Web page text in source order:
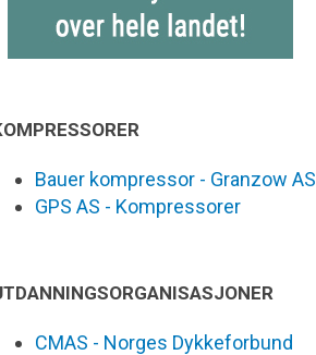
Bauer kompressor - Granzow AS
GPS AS - Kompressorer
CMAS - Norges Dykkeforbund